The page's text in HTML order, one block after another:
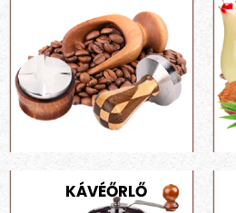
KÁVÉŐRLŐ